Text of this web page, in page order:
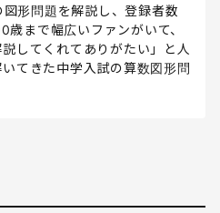
形問題を解説し、登録者数
まで幅広いファンがいて、
してくれてありがたい」と人
てきた中学入試の算数図形問